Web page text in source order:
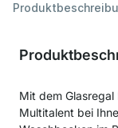
Mit dem
Multitalent bei